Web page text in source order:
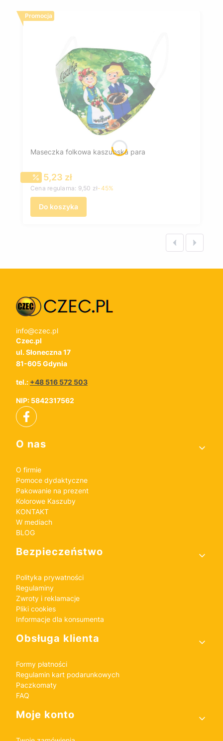
Promocja
Maseczka folkowa kaszubska para
Cena promocyjna
5,23 zł
Cena regularna: 9,50 zł-45%
Do koszyka
info@czec.pl
Czec.pl
ul. Słoneczna 17
81-605 Gdynia
tel.: +48 516 572 503
NIP: 5842317562
Linki w stopce
O nas
O firmie
Pomoce dydaktyczne
Pakowanie na prezent
Kolorowe Kaszuby
KONTAKT
W mediach
BLOG
Bezpieczeństwo
Polityka prywatności
Regulaminy
Zwroty i reklamacje
Pliki cookies
Informacje dla konsumenta
Obsługa klienta
Formy płatności
Regulamin kart podarunkowych
Paczkomaty
FAQ
Moje konto